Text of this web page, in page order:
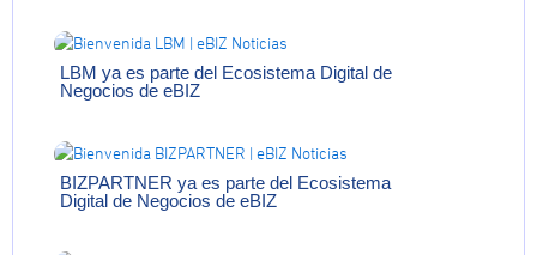
LBM ya es parte del Ecosistema Digital de
Negocios de eBIZ
BIZPARTNER ya es parte del Ecosistema
Digital de Negocios de eBIZ